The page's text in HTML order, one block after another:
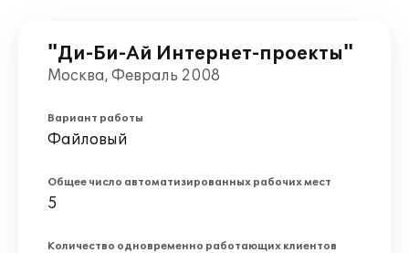
"Ди-Би-Ай Интернет-проекты"
Москва, Февраль 2008
Вариант работы
Файловый
Общее число автоматизированных рабочих мест
5
Количество одновременно работающих клиентов